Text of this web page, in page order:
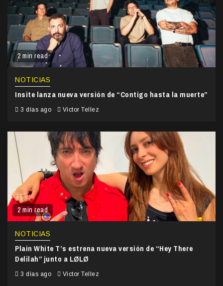
2 min read
NOTICIAS
Insite lanza nueva versión de “Contigo hasta la muerte”
3 días ago Victor Tellez
2 min read
NOTICIAS
Plain White T’s estrena nueva versión de “Hey There
Delilah” junto a LØLØ
3 días ago Victor Tellez